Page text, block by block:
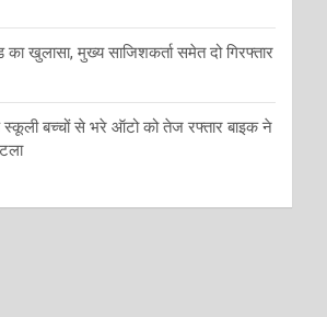
का खुलासा, मुख्य साजिशकर्ता समेत दो गिरफ्तार
बच्चों से भरे ऑटो को तेज रफ्तार बाइक ने